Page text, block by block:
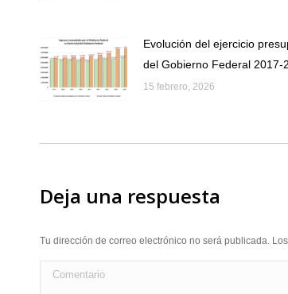
Evolución del ejercicio
del Gobierno Federal 2017-
15 febrero, 2026
Deja una respuesta
Tu dirección de correo electrónico no será publicada.
Comentario